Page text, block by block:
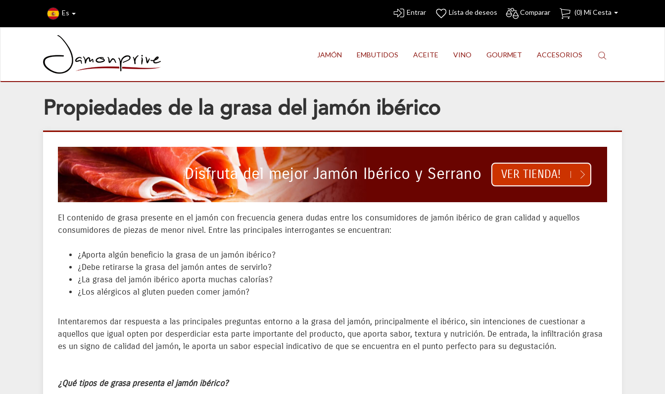
Es Entrar Lista de deseos Comparar (0) Mi Cesta
JAMÓN EMBUTIDOS ACEITE VINO GOURMET ACCESORIOS
Propiedades de la grasa del jamón ibérico
Disfruta del mejor Jamón Ibérico y Serrano VER TIENDA!
El contenido de grasa presente en el jamón con frecuencia genera dudas entre los consumidores de jamón ibérico de gran calidad y aquellos
consumidores de piezas de menor nivel. Entre las principales interrogantes se encuentran:
¿Aporta algún beneficio la grasa de un jamón ibérico?
¿Debe retirarse la grasa del jamón antes de servirlo?
¿La grasa del jamón ibérico aporta muchas calorías?
¿Los alérgicos al gluten pueden comer jamón?
Intentaremos dar respuesta a las principales preguntas entorno a la grasa del jamón, principalmente el ibérico, sin intenciones de cuestionar a
aquellos que igual opten por desperdiciar esta parte importante del producto, que aporta sabor, textura y nutrición. De entrada, la infiltración grasa
es un signo de calidad del jamón, le aporta un sabor especial indicativo de que se encuentra en el punto perfecto para su degustación.
¿Qué tipos de grasa presenta el jamón ibérico?